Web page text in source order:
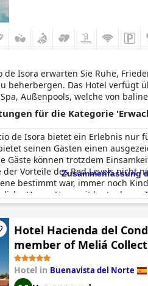
de Isora erwarten Sie Ruhe,
beherbergen. Das Hotel
Außenpools, welche von
Ereignis zu machen.
für die Kategorie
de Isora bietet ein Erlebnis
seinen Gästen einen
Gäste können trotzdem
Vorteile des Red Levels
bestimmt war, immer noch
Happy Hour mit
ruhigen Ambiente bei.
Zusammenfassung
Hotel Hacienda del
member of Meliá
Hotel in Buenavista del Norte